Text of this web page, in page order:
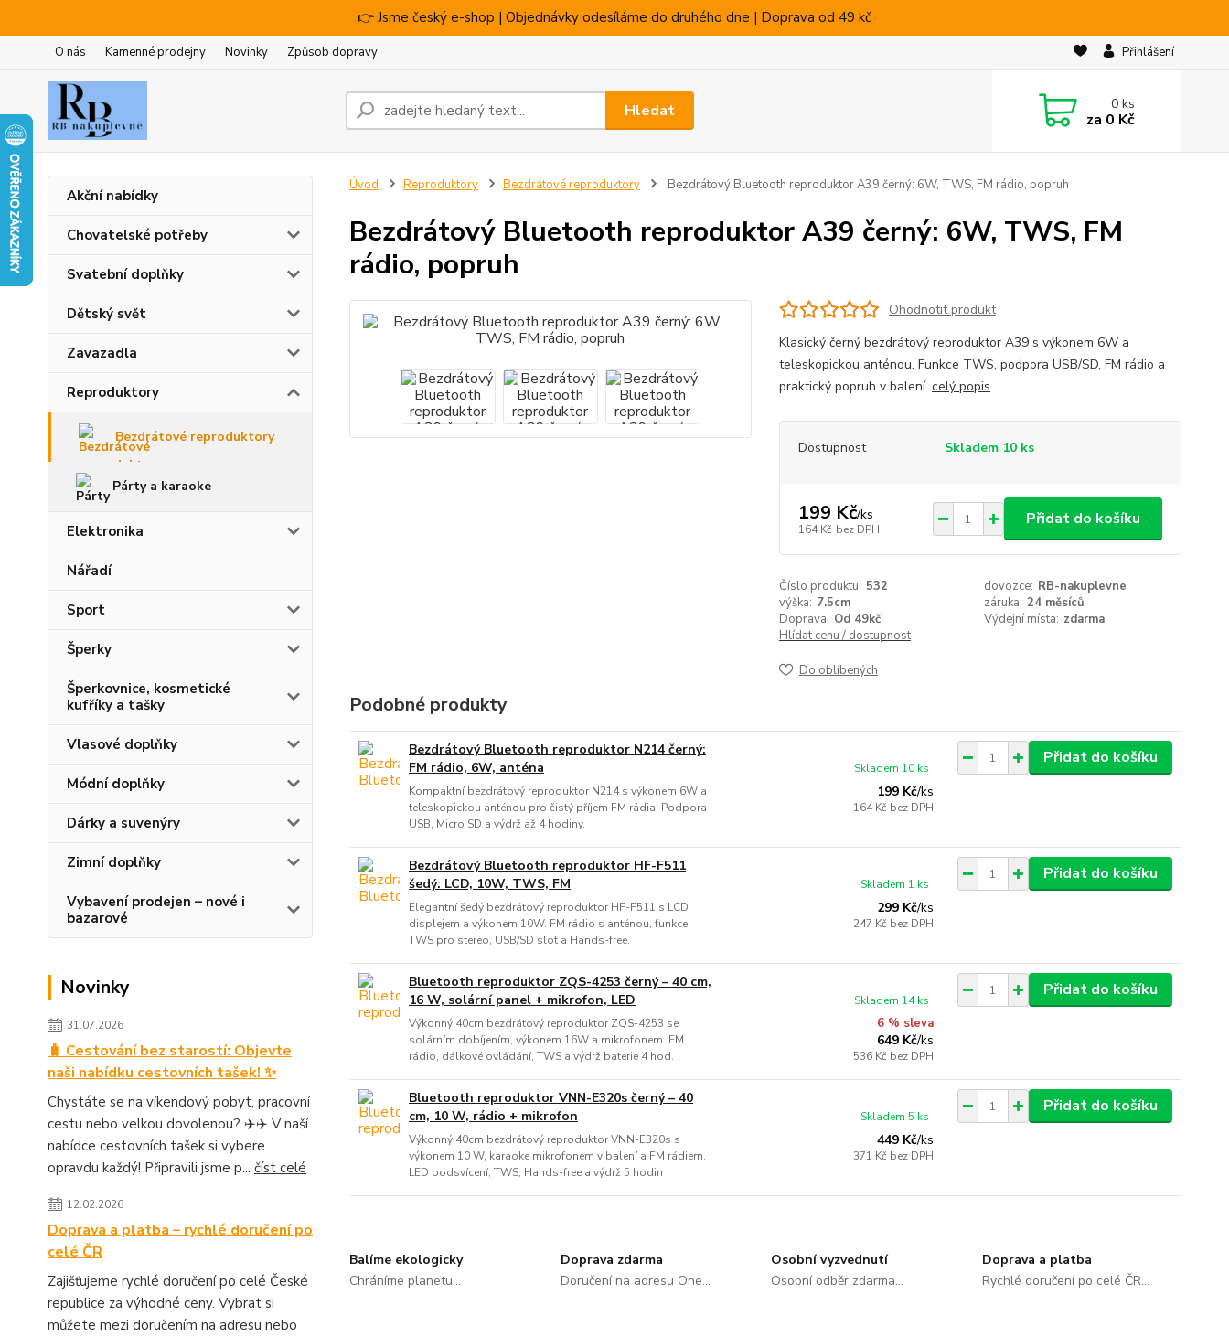
👉 Jsme český e-shop | Objednávky odesíláme do druhého dne | Doprava od 49 kč
O nás Kamenné prodejny Novinky Způsob dopravy Přihlášení
Hledat 0ks
za 0 Kč
Akční nabídky
Chovatelské potřeby
Svatební doplňky
Dětský svět
Zavazadla
Reproduktory
Bezdrátové reproduktory
Párty a karaoke
Elektronika
Nářadí
Sport
Šperky
Šperkovnice, kosmetické
kufříky a tašky
Vlasové doplňky
Módní doplňky
Dárky a suvenýry
Zimní doplňky
Vybavení prodejen – nové i
bazarové
Novinky
31.07.2026
🧳 Cestování bez starostí: Objevte
naši nabídku cestovních tašek! ✨
Chystáte se na víkendový pobyt, pracovní
cestu nebo velkou dovolenou? ✈️✈️ V naší
nabídce cestovních tašek si vybere
opravdu každý! Připravili jsme p... číst celé
12.02.2026
Doprava a platba – rychlé doručení po
celé ČR
Zajišťujeme rychlé doručení po celé České
republice za výhodné ceny. Vybrat si
můžete mezi doručením na adresu nebo
Úvod Reproduktory Bezdrátové reproduktory Bezdrátový Bluetooth reproduktor A39 černý: 6W, TWS, FM rádio, popruh
Bezdrátový Bluetooth reproduktor A39 černý: 6W, TWS, FM
rádio, popruh
Ohodnotit produkt
Klasický černý bezdrátový reproduktor A39 s výkonem 6W a
teleskopickou anténou. Funkce TWS, podpora USB/SD, FM rádio a
praktický popruh v balení. celý popis
Dostupnost Skladem 10 ks
199 Kč/ks
164 Kč bez DPH
Přidat do košíku
Číslo produktu: 532 dovozce: RB-nakuplevne
výška: 7.5cm záruka: 24 měsíců
Doprava: Od 49kč Výdejní místa: zdarma
Hlídat cenu / dostupnost
Do oblíbených
Podobné produkty
Bezdrátový Bluetooth reproduktor N214 černý:
FM rádio, 6W, anténa
Kompaktní bezdrátový reproduktor N214 s výkonem 6W a
teleskopickou anténou pro čistý příjem FM rádia. Podpora
USB, Micro SD a výdrž až 4 hodiny.
199 Kč/ks
164 Kč bez DPH
Skladem 10 ks
Přidat do košíku
Bezdrátový Bluetooth reproduktor HF-F511
šedý: LCD, 10W, TWS, FM
Elegantní šedý bezdrátový reproduktor HF-F511 s LCD
displejem a výkonem 10W. FM rádio s anténou, funkce
TWS pro stereo, USB/SD slot a Hands-free.
299 Kč/ks
247 Kč bez DPH
Skladem 1 ks
Přidat do košíku
Bluetooth reproduktor ZQS-4253 černý – 40 cm,
16 W, solární panel + mikrofon, LED
Výkonný 40cm bezdrátový reproduktor ZQS-4253 se
solárním dobíjením, výkonem 16W a mikrofonem. FM
rádio, dálkové ovládání, TWS a výdrž baterie 4 hod.
6 % sleva
649 Kč/ks
536 Kč bez DPH
Skladem 14 ks
Přidat do košíku
Bluetooth reproduktor VNN-E320s černý – 40
cm, 10 W, rádio + mikrofon
Výkonný 40cm bezdrátový reproduktor VNN-E320s s
výkonem 10 W, karaoke mikrofonem v balení a FM rádiem.
LED podsvícení, TWS, Hands-free a výdrž 5 hodin
449 Kč/ks
371 Kč bez DPH
Skladem 5 ks
Přidat do košíku
Balíme ekologicky
Chráníme planetu...
Doprava zdarma
Doručení na adresu One...
Osobní vyzvednutí
Osobní odběr zdarma...
Doprava a platba
Rychlé doručení po celé ČR...